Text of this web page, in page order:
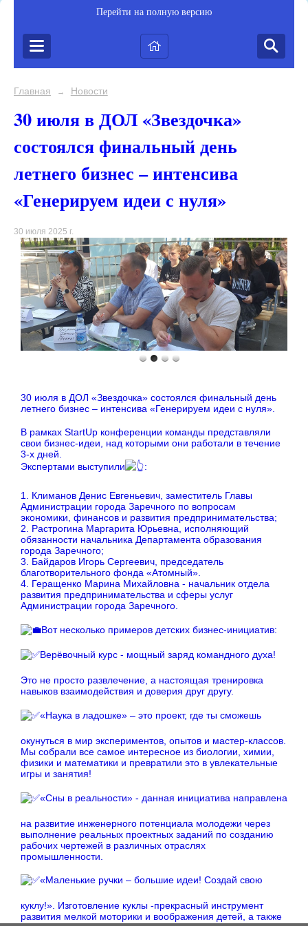
Перейти на полную версию
Главная → Новости
30 июля в ДОЛ «Звездочка»
состоялся финальный день
летнего бизнес – интенсива
«Генерируем идеи с нуля»
30 июля 2025 г.
30 июля в ДОЛ «Звездочка» состоялся финальный день
летнего бизнес – интенсива «Генерируем идеи с нуля».
В рамках StartUp конференции команды представляли
свои бизнес-идеи, над которыми они работали в течение
3-х дней.
Экспертами выступили
:
1. Климанов Денис Евгеньевич, заместитель Главы
Администрации города Заречного по вопросам
экономики, финансов и развития предпринимательства;
2. Растрогина Маргарита Юрьевна, исполняющий
обязанности начальника Департамента образования
города Заречного;
3. Байдаров Игорь Сергеевич, председатель
благотворительного фонда «Атомный».
4. Геращенко Марина Михайловна - начальник отдела
развития предпринимательства и сферы услуг
Администрации города Заречного.
Вот несколько примеров детских бизнес-инициатив:
Верёвочный курс - мощный заряд командного духа!
Это не просто развлечение, а настоящая тренировка
навыков взаимодействия и доверия друг другу.
«Наука в ладошке» – это проект, где ты сможешь
окунуться в мир экспериментов, опытов и мастер-классов.
Мы собрали все самое интересное из биологии, химии,
физики и математики и превратили это в увлекательные
игры и занятия!
«Сны в реальности» - данная инициатива направлена
на развитие инженерного потенциала молодежи через
выполнение реальных проектных заданий по созданию
рабочих чертежей в различных отраслях
промышленности.
«Маленькие ручки – большие идеи! Создай свою
куклу!». Изготовление куклы -прекрасный инструмент
развития мелкой моторики и воображения детей, а также